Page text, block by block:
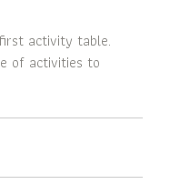
activity table.
of activities to